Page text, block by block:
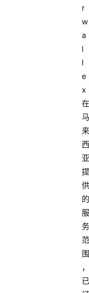
r
w
a
l
l
e
x
在
马
来
西
亚
提
供
的
服
务
范
围
，
已